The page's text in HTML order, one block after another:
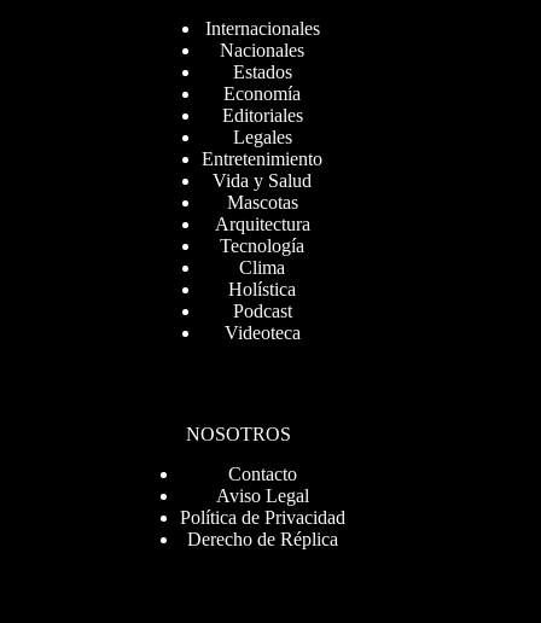
Internacionales
Nacionales
Estados
Economía
Editoriales
Legales
Entretenimiento
Vida y Salud
Mascotas
Arquitectura
Tecnología
Clima
Holística
Podcast
Videoteca
NOSOTROS
Contacto
Aviso Legal
Política de Privacidad
Derecho de Réplica